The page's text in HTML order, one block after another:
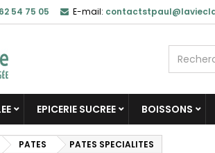
54 75 05 E-mail:
EPICERIE SUCREE BOISSONS
PATES PATES SPECIALITES